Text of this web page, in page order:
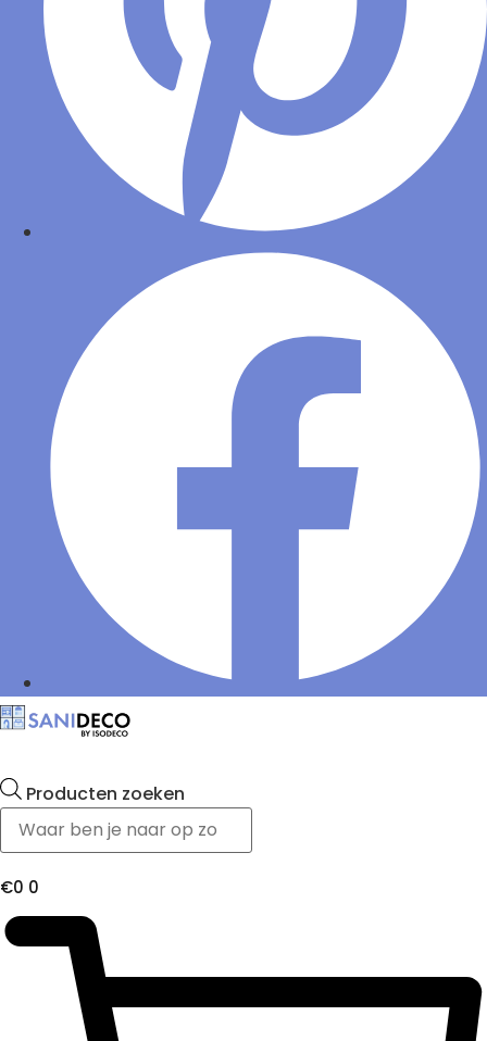
Producten zoeken
€0 0